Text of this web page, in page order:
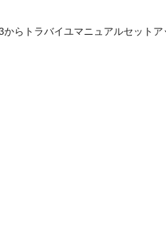
トラバイユマニュアルセットア